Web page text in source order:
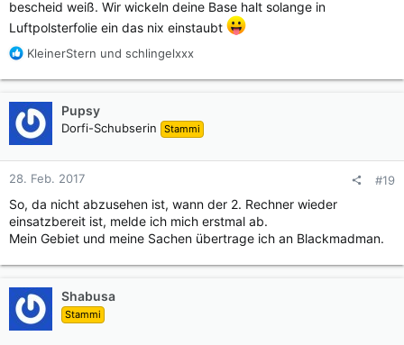
LG KleinerStern
bescheid weiß. Wir wickeln deine Base halt solange in
Luftpolsterfolie ein das nix einstaubt
R
a
k
i
o
n
e
:
KleinerStern und schlingelxxx
Pupsy
Dorfi-Schubserin Stammi
28. Feb. 2017 #19
So, da nicht abzusehen ist, wann der 2. Rechner wieder
einsatzbereit ist, melde ich mich erstmal ab.
Mein Gebiet und meine Sachen übertrage ich an Blackmadman.
Shabusa
Stammi